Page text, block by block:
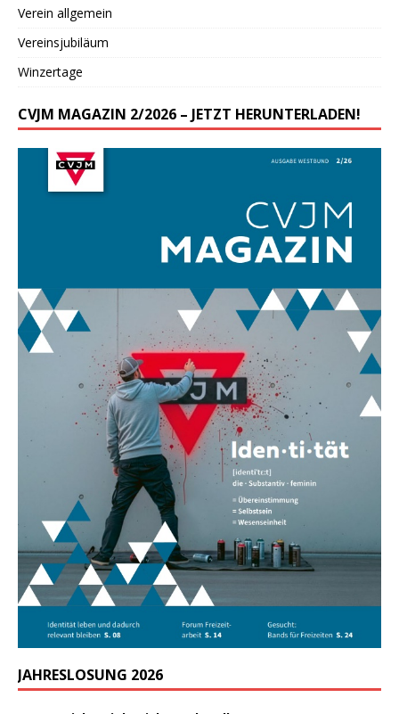
Verein allgemein
Vereinsjubiläum
Winzertage
CVJM MAGAZIN 2/2026 – JETZT HERUNTERLADEN!
JAHRESLOSUNG 2026